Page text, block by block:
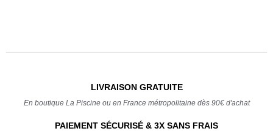
LIVRAISON GRATUITE
En boutique La Piscine ou en France métropolitaine dès 90€ d'achat
PAIEMENT SÉCURISÉ & 3X SANS FRAIS